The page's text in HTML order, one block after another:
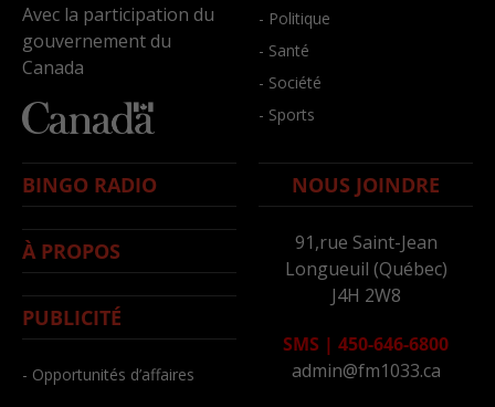
Avec la participation du
gouvernement du
Canada
- Politique
- Santé
- Société
- Sports
BINGO RADIO
À PROPOS
PUBLICITÉ
- Opportunités d’affaires
NOUS JOINDRE
91,rue Saint-Jean
Longueuil (Québec)
J4H 2W8
SMS | 450-646-6800
admin@fm1033.ca